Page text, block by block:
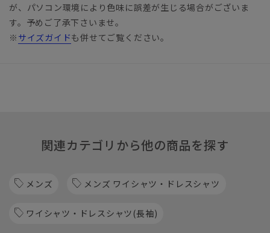
が、パソコン環境により色味に誤差が生じる場合がございま
す。予めご了承下さいませ。
※ サイズガイドも併せてご覧ください。
関連カテゴリから他の商品を探す
メンズ メンズ ワイシャツ・ドレスシャツ
ワイシャツ・ドレスシャツ(長袖)